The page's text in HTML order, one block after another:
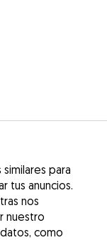
para
tus anuncios.
nos
nuestro
como